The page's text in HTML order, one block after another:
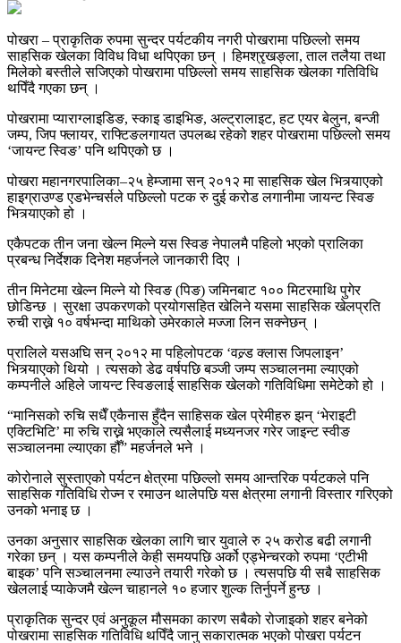
पोखरा – प्राकृतिक रुपमा सुन्दर पर्यटकीय नगरी पोखरामा पछिल्लो समय
साहसिक खेलका विविध विधा थपिएका छन् । हिमश्रृखङ्ला, ताल तलैया तथा
मिलेको बस्तीले सजिएको पोखरामा पछिल्लो समय साहसिक खेलका गतिविधि
थपिँदै गएका छन् ।
पोखरामा प्याराग्लाइडिङ, स्काइ डाइभिङ, अल्ट्रालाइट, हट एयर बेलुन, बन्जी
जम्प, जिप फ्लायर, राफ्टिङलगायत उपलब्ध रहेको शहर पोखरामा पछिल्लो समय
‘जायन्ट स्विङ’ पनि थपिएको छ ।
पोखरा महानगरपालिका–२५ हेम्जामा सन् २०१२ मा साहसिक खेल भित्र्याएको
हाइग्राउण्ड एडभेन्चर्सले पछिल्लो पटक रु दुई करोड लगानीमा जायन्ट स्विङ
भित्र्याएको हो ।
एकैपटक तीन जना खेल्न मिल्ने यस स्विङ नेपालमै पहिलो भएको प्रालिका
प्रबन्ध निर्देशक दिनेश महर्जनले जानकारी दिए ।
तीन मिनेटमा खेल्न मिल्ने यो स्विङ (पिङ) जमिनबाट १०० मिटरमाथि पुगेर
छोडिन्छ । सुरक्षा उपकरणको प्रयोगसहित खेलिने यसमा साहसिक खेलप्रति
रुची राख्ने १० वर्षभन्दा माथिको उमेरकाले मज्जा लिन सक्नेछन् ।
प्रालिले यसअघि सन् २०१२ मा पहिलोपटक ‘वल्र्ड क्लास जिपलाइन’
भित्र्याएको थियो । त्यसको डेढ वर्षपछि बञ्जी जम्प सञ्चालनमा ल्याएको
कम्पनीले अहिले जायन्ट स्विङलाई साहसिक खेलको गतिविधिमा समेटेको हो ।
“मानिसको रुचि सधैँ एकैनास हुँदैन साहिसक खेल प्रेमीहरु झन् ‘भेराइटी
एक्टिभिटि’ मा रुचि राख्ने भएकाले त्यसैलाई मध्यनजर गरेर जाइन्ट स्वीङ
सञ्चालनमा ल्याएका हौँ” महर्जनले भने ।
कोरोनाले सुस्ताएको पर्यटन क्षेत्रमा पछिल्लो समय आन्तरिक पर्यटकले पनि
साहसिक गतिविधि रोज्न र रमाउन थालेपछि यस क्षेत्रमा लगानी विस्तार गरिएको
उनको भनाइ छ ।
उनका अनुसार साहसिक खेलका लागि चार युवाले रु २५ करोड बढी लगानी
गरेका छन् । यस कम्पनीले केही समयपछि अर्को एड्भेन्चरको रुपमा ‘एटीभी
बाइक’ पनि सञ्चालनमा ल्याउने तयारी गरेको छ । त्यसपछि यी सबै साहसिक
खेललाई प्याकेजमै खेल्न चाहानले १० हजार शुल्क तिर्नुपर्ने हुन्छ ।
प्राकृतिक सुन्दर एवं अनुकूल मौसमका कारण सबैको रोजाइको शहर बनेको
पोखरामा साहसिक गतिविधि थपिँदै जानु सकारात्मक भएको पोखरा पर्यटन